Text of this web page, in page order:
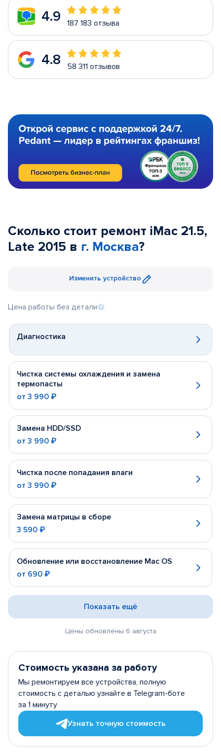
4.9 187 183 отзыва
4.8 58 311 отзывов
Сколько стоит ремонт iMac 21.5,
Late 2015 в г. Москва?
Изменить устройство
Цена работы без детали
Диагностика
Чистка системы охлаждения и замена
термопасты
от 3 990 ₽
Замена HDD/SSD
от 3 990 ₽
Чистка после попадания влаги
от 3 990 ₽
Замена матрицы в сборе
3 590 ₽
Обновление или восстановление Mac OS
от 690 ₽
Цены обновлены 6 августа
Показать ещё
Стоимость указана за работу
Мы ремонтируем все устройства, полную
стоимость с деталью узнайте в Telegram-боте
за 1 минуту
Узнать точную стоимость